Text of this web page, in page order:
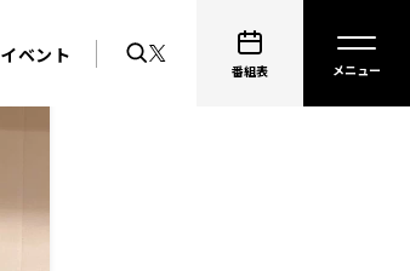
イベント
番組表